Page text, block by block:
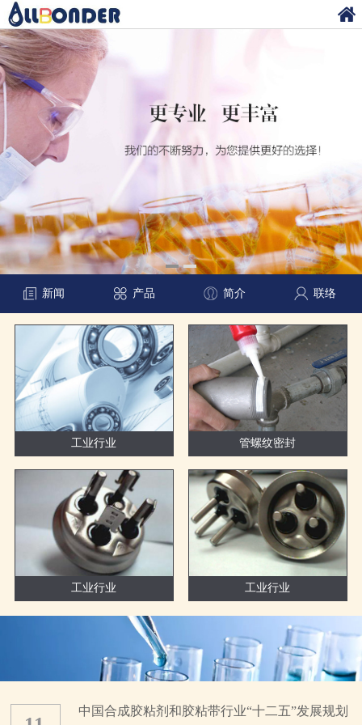
新闻 产品 简介 联络
工业行业 管螺纹密封
工业行业 工业行业
中国合成胶粘剂和胶粘带行业“十二五”发展规划